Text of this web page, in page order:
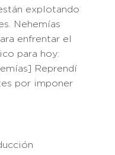
explotando
Nehemías
enfrentar el
para hoy:
Reprendí
por imponer